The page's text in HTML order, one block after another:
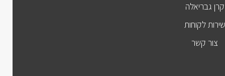
קרן גבריאלה
שירות לקוחות
צור קשר